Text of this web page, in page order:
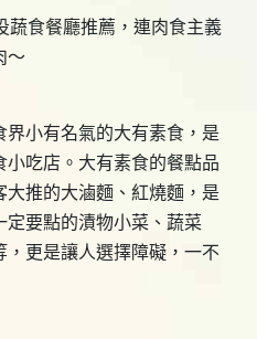
小有名氣的大有素食，是
吃店。大有素食的餐點品
推的大滷麵、紅燒麵，是
定要點的漬物小菜、蔬菜
更是讓人選擇障礙，一不